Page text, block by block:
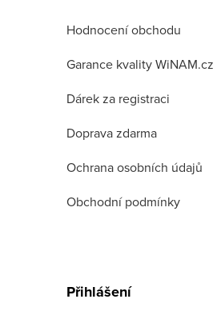
Hodnocení obchodu
Garance kvality WiNAM.cz
Dárek za registraci
Doprava zdarma
Ochrana osobních údajů
Obchodní podmínky
Přihlášení